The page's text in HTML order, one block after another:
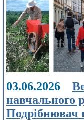
03.06.2026
навчального
Подрібнювач